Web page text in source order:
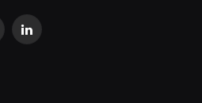
LinkedIn